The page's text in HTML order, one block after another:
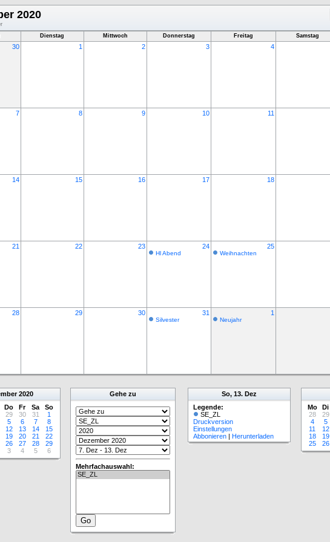
2020
Dienstag Mittwoch Donnerstag Freitag Samstag
30 1 2 3 4
7 8 9 10 11
14 15 16 17 18
21 22 23 24
Hl Abend
25
Weihnachten
28 29 30 31
Silvester
1
Neujahr
2020
Do Fr Sa
So
29 30 31
1
5 6 7
8
12 13 14
15
19 20 21
22
26 27 28
29
3 4 5 6
Gehe zu
Mehrfachauswahl:
So, 13. Dez
Legende:
SE_ZL
Druckversion
Einstellungen
Abbonieren | Herunterladen
Mo
Di
28
29
4
5
11
12
18
19
25
26